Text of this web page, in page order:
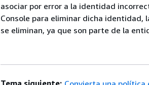
asociar por error a la identidad
Console para eliminar dicha
se eliminan, ya que son parte de la